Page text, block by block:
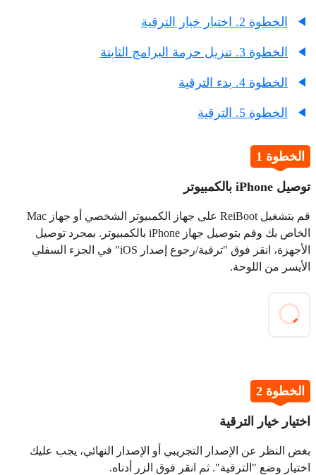
الخطوة 2. اختيار خيار الترقية
الخطوة 3. تنزيل حزمة البرامج الثابتة
الخطوة 4. بدء الترقية
الخطوة 5. الترقية
الخطوة 1
توصيل iPhone بالكمبيوتر
قم بتشغيل ReiBoot على جهاز الكمبيوتر الشخصي أو جهاز Mac
الخاص بك وقم بتوصيل جهاز iPhone بالكمبيوتر. بمجرد توصيل
الأجهزة، انقر فوق "ترقية/رجوع إصدار iOS" في الجزء السفلي
الأيسر من اللوحة.
الخطوة 2
اختيار خيار الترقية
بغض النظر عن الإصدار التجريبي أو الإصدار النهائي، يجب عليك
اختيار وضع "الترقية". ثم انقر فوق الزر أدناه.